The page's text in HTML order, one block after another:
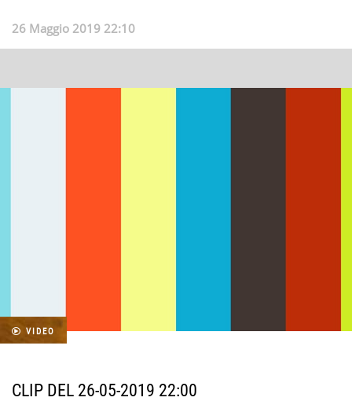
26 Maggio 2019 22:10
VIDEO
CLIP DEL 26-05-2019 22:00